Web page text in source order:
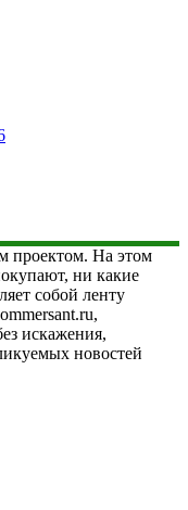
проектом. На этом
ни какие
собой ленту
искажения,
новостей